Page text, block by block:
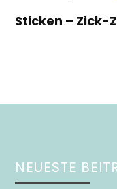
Sticken – Zick-
NEUESTE